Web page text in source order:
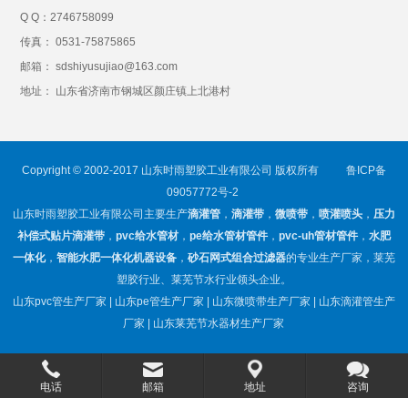
Q Q： 2746758099
传真： 0531-75875865
邮箱： sdshiyusujiao@163.com
地址： 山东省济南市钢城区颜庄镇上北港村
Copyright © 2002-2017 山东时雨塑胶工业有限公司 版权所有
鲁ICP备
09057772号-2
山东时雨塑胶工业有限公司主要生产滴灌管， 滴灌带， 微喷带， 喷灌喷头， 压力
补偿式贴片滴灌带， pvc给水管材， pe给水管材管件， pvc-uh管材管件， 水肥
一体化， 智能水肥一体化机器设备， 砂石网式组合过滤器的专业生产厂家，莱芜
塑胶行业、莱芜节水行业领头企业。
山东pvc管生产厂家 | 山东pe管生产厂家 | 山东微喷带生产厂家 | 山东滴灌管生产
厂家 | 山东莱芜节水器材生产厂家
电话 邮箱 地址 咨询